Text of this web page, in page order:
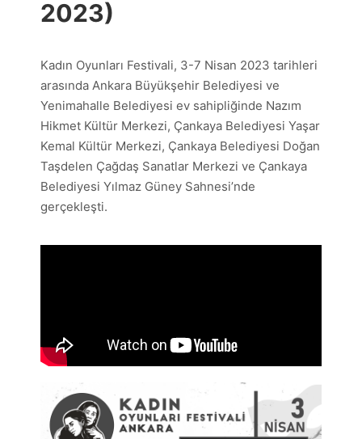
2023)
Kadın Oyunları Festivali, 3-7 Nisan 2023 tarihleri
arasında Ankara Büyükşehir Belediyesi ve
Yenimahalle Belediyesi ev sahipliğinde Nazım
Hikmet Kültür Merkezi, Çankaya Belediyesi Yaşar
Kemal Kültür Merkezi, Çankaya Belediyesi Doğan
Taşdelen Çağdaş Sanatlar Merkezi ve Çankaya
Belediyesi Yılmaz Güney Sahnesi’nde
gerçekleşti.